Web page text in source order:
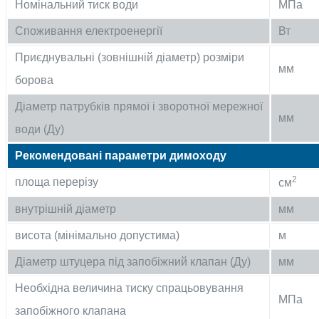
Номінальний тиск води МПа
Споживання електроенергії Вт
Приєднувальні (зовнішній діаметр) розміри
борова
мм
Діаметр патрубків прямої і зворотної мережної
води (Ду)
мм
Рекомендовані параметри димоходу
площа перерізу см2
внутрішній діаметр мм
висота (мінімально допустима) м
Діаметр штуцера під запобіжний клапан (Ду) мм
Необхідна величина тиску спрацьовування
запобіжного клапана
МПа